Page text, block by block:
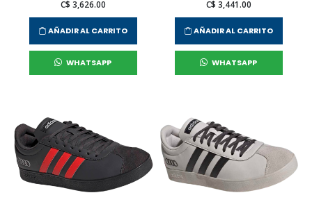
C$ 3,626.00
AÑADIR AL CARRITO
WHATSAPP
C$ 3,441.00
AÑADIR AL CARRITO
WHATSAPP